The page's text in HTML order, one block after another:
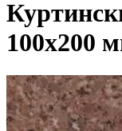
100x200